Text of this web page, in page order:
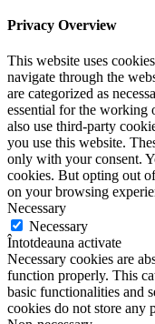
Privacy Overview
This website uses
navigate through the
are categorized as
essential for the working
also use third-party
you use this website.
only with your consent.
cookies. But opting out
on your browsing
Necessary
Necessary
Întotdeauna activate
Necessary cookies are
function properly. This
basic functionalities and
cookies do not store any